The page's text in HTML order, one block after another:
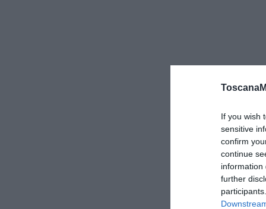
If you wish
sensitive
confirm
continue
information
further